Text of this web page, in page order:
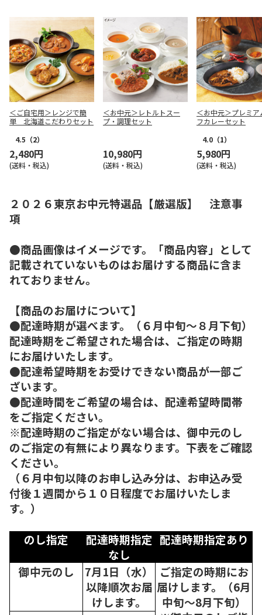
＜ご自宅用＞レンジで簡
単 北海道こだわりセット
4.5 （2）
2,480円
(送料・税込)
＜お中元＞レトルトスー
プ・調理セット
10,980円
(送料・税込)
＜お中元＞プレミア
フカレーセット
4.0 （1）
5,980円
(送料・税込)
２０２６東京お中元特選品【厳選版】 注意事
項
●商品画像はイメージです。「商品内容」として
記載されていないものはお届けする商品に含ま
れておりません。
【商品のお届けについて】
●配達時期が選べます。（６月中旬～８月下旬）
配達時期をご希望された場合は、ご指定の時期
にお届けいたします。
●配達希望時期をお受けできない商品が一部ご
ざいます。
●配達時間をご希望の場合は、配達希望時間帯
をご指定ください。
※配達時期のご指定がない場合は、御中元のし
のご指定の有無により異なります。下表をご確認
ください。
（６月中旬以降のお申し込み分は、お申込み受
付後１週間から１０日程度でお届けいたしま
す。）
のし指定
配達時期指定
なし
配達時期指定あり
御中元のし
7月1日（水）
以降順次お届
けします。
ご指定の時期にお
届けします。（6月
中旬～8月下旬）